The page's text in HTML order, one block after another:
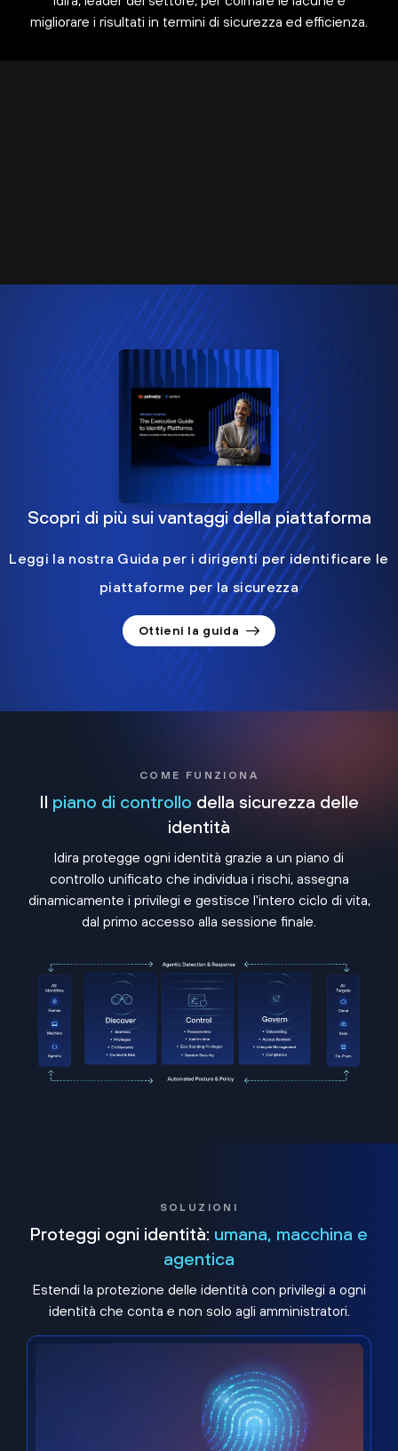
migliorare i risultati in termini di sicurezza ed efficienza.
Scopri di più sui vantaggi della piattaforma
Leggi la nostra Guida per i dirigenti per identificare le
piattaforme per la sicurezza
Ottieni la guida
COME FUNZIONA
Il piano di controllo della sicurezza delle
identità
Idira protegge ogni identità grazie a un piano di
controllo unificato che individua i rischi, assegna
dinamicamente i privilegi e gestisce l'intero ciclo di vita,
dal primo accesso alla sessione finale.
SOLUZIONI
Proteggi ogni identità: umana, macchina e
agentica
Estendi la protezione delle identità con privilegi a ogni
identità che conta e non solo agli amministratori.